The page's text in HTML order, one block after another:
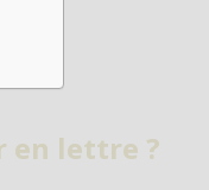
en lettre ?